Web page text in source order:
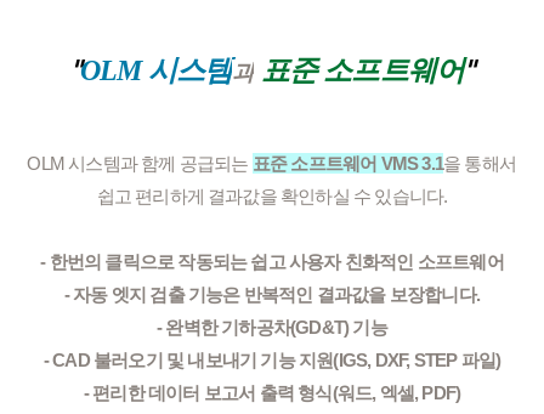
"OLM 시스템과 표준 소프트웨어"
OLM 시스템과 함께 공급되는 표준 소프트웨어 VMS 3.1을 통해서
쉽고 편리하게 결과값을 확인하실 수 있습니다.
- 한번의 클릭으로 작동되는 쉽고 사용자 친화적인 소프트웨어
- 자동 엣지 검출 기능은 반복적인 결과값을 보장합니다.
- 완벽한 기하공차(GD&T) 기능
- CAD 불러오기 및 내보내기 기능 지원(IGS, DXF, STEP 파일)
- 편리한 데이터 보고서 출력 형식(워드, 엑셀, PDF)